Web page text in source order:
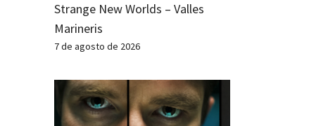
Strange New Worlds – Valles
Marineris
7 de agosto de 2026